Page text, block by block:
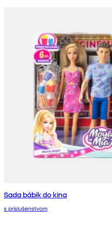
Sada bábik do kina
s príslušenstvom